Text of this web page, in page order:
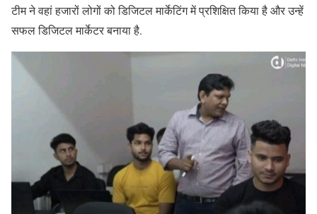
टीम ने वहां हजारों लोगों को डिजिटल मार्केटिंग में प्रशिक्षित किया है और उन्हें
सफल डिजिटल मार्केटर बनाया है.